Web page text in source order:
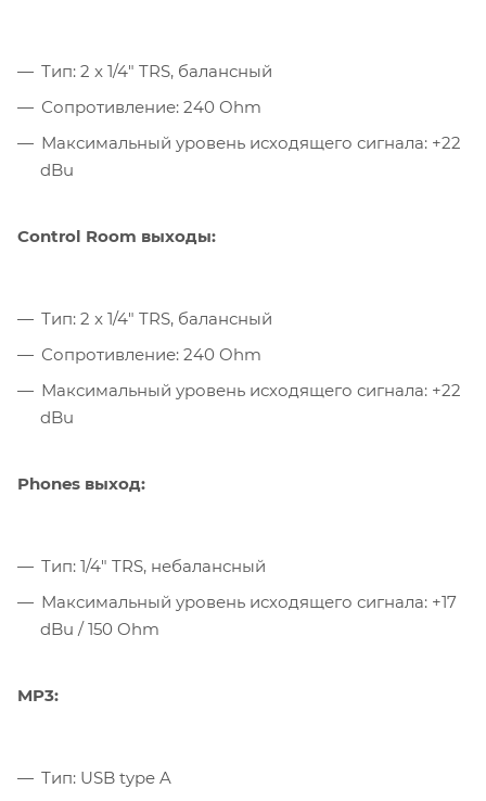
Тип: 2 x 1/4" TRS, балансный
Сопротивление: 240 Ohm
Максимальный уровень исходящего сигнала: +22
dBu
Control Room выходы:
Тип: 2 x 1/4" TRS, балансный
Сопротивление: 240 Ohm
Максимальный уровень исходящего сигнала: +22
dBu
Phones выход:
Тип: 1/4" TRS, небалансный
Максимальный уровень исходящего сигнала: +17
dBu / 150 Ohm
MP3:
Тип: USB type A